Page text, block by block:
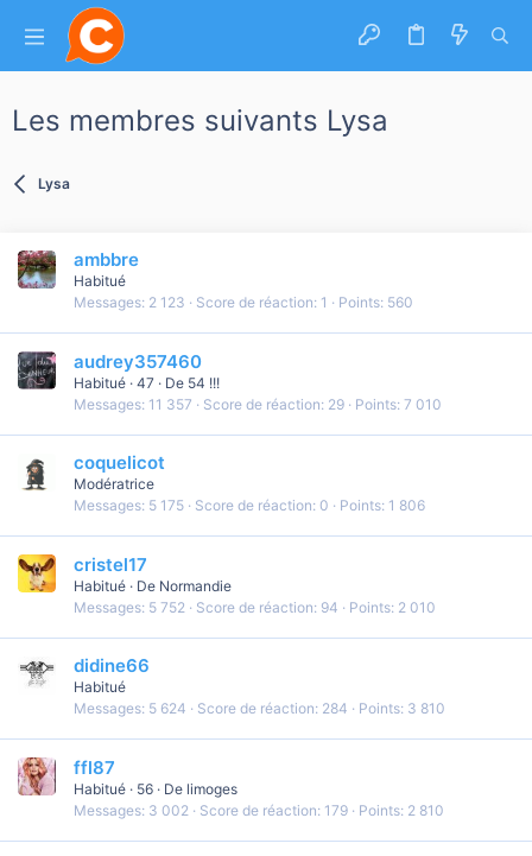
Les membres suivants Lysa
Lysa
ambbre
Habitué
Messages 2 123 Score de réaction 1 Points 560
audrey357460
Habitué · 47 · De 54 !!!
Messages 11 357 Score de réaction 29 Points 7 010
coquelicot
Modératrice
Messages 5 175 Score de réaction 0 Points 1 806
cristel17
Habitué · De Normandie
Messages 5 752 Score de réaction 94 Points 2 010
didine66
Habitué
Messages 5 624 Score de réaction 284 Points 3 810
ffl87
Habitué · 56 · De limoges
Messages 3 002 Score de réaction 179 Points 2 810